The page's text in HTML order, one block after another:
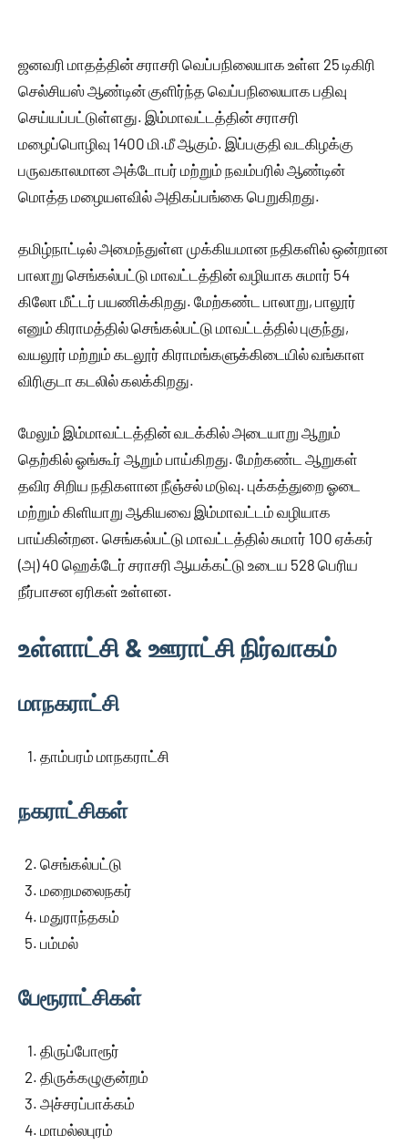
ஜனவரி மாதத்தின் சராசரி வெப்பநிலையாக உள்ள 25 டிகிரி
செல்சியஸ் ஆண்டின் குளிர்ந்த வெப்பநிலையாக பதிவு
செய்யப்பட்டுள்ளது. இம்மாவட்டத்தின் சராசரி
மழைப்பொழிவு 1400 மி.மீ ஆகும். இப்பகுதி வடகிழக்கு
பருவகாலமான அக்டோபர் மற்றும் நவம்பரில் ஆண்டின்
மொத்த மழையளவில் அதிகப்பங்கை பெறுகிறது.
தமிழ்நாட்டில் அமைந்துள்ள முக்கியமான நதிகளில் ஒன்றான
பாலாறு செங்கல்பட்டு மாவட்டத்தின் வழியாக சுமார் 54
கிலோ மீட்டர் பயணிக்கிறது. மேற்கண்ட பாலாறு, பாலூர்
எனும் கிராமத்தில் செங்கல்பட்டு மாவட்டத்தில் புகுந்து,
வயலூர் மற்றும் கடலூர் கிராமங்களுக்கிடையில் வங்காள
விரிகுடா கடலில் கலக்கிறது.
மேலும் இம்மாவட்டத்தின் வடக்கில் அடையாறு ஆறும்
தெற்கில் ஓங்கூர் ஆறும் பாய்கிறது. மேற்கண்ட ஆறுகள்
தவிர சிறிய நதிகளான நீஞ்சல் மடுவு. புக்கத்துறை ஓடை
மற்றும் கிளியாறு ஆகியவை இம்மாவட்டம் வழியாக
பாய்கின்றன. செங்கல்பட்டு மாவட்டத்தில் சுமார் 100 ஏக்கர்
(அ) 40 ஹெக்டேர் சராசரி ஆயக்கட்டு உடைய 528 பெரிய
நீர்பாசன ஏரிகள் உள்ளன.
உள்ளாட்சி & ஊராட்சி நிர்வாகம்
மாநகராட்சி
தாம்பரம் மாநகராட்சி
நகராட்சிகள்
செங்கல்பட்டு
மறைமலைநகர்
மதுராந்தகம்
பம்மல்
பேரூராட்சிகள்
திருப்போரூர்
திருக்கழுகுன்றம்
அச்சரப்பாக்கம்
மாமல்லபுரம்